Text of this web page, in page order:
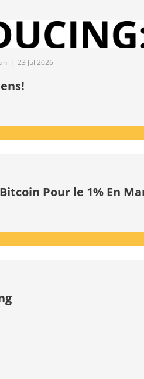
| 23 Jul 2026
Pour le 1% En